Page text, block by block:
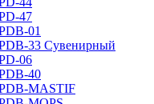
47
01
33 Сувенирный
06
40
MASTIF